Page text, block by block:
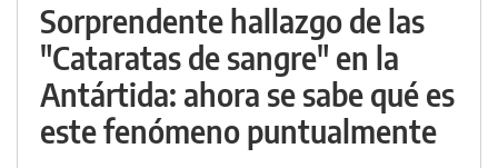
Sorprendente hallazgo de las
"Cataratas de sangre" en la
Antártida: ahora se sabe qué es
este fenómeno puntualmente